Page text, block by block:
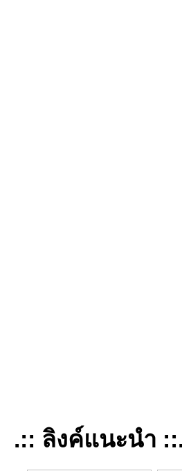
.:: ลิงค์แนะนำ